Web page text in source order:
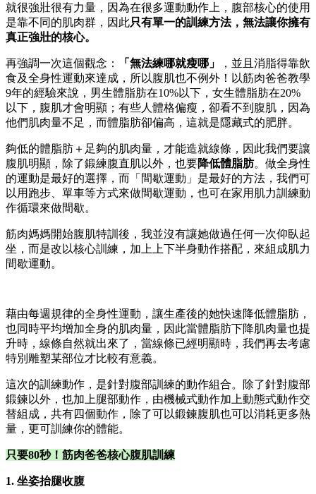
就很強壯很有力量，因為在很多運動動作上，腹部核心的使用
是靠不同的肌肉群，因此只有單一的訓練方法，無法讓你擁有
真正強壯的核心。
再強調一次這個觀念： 「無法練哪就瘦哪」
，並且消脂得靠飲
食及全身性運動來達成，所以腹肌也不例外！以筋肉爸爸教學
9年的經驗來說，男生體脂肪在10%以下，女生體脂肪在20%
以下，腹肌才會明顯；有些人體格偏瘦，卻看不到腹肌，因為
他們肌肉量不足，而體脂肪卻偏高，這就是隱藏式的肥胖。
夠低的體脂肪＋足夠的肌肉量，才能造就線條，因此我們要讓
腹肌明顯，除了鍛練腹直肌以外，也要降低體脂肪。做全身性
的運動是最好的選擇，而「間歇運動」是最好的方法，我們可
以用跑步、單車等方式來做間歇運動，也可在家用肌力訓練動
作循環來做間歇。
筋肉媽媽開始腹肌特訓後，我並沒有讓她做過任何一次仰臥起
坐，而是改以核心訓練，加上上下半身動作搭配，來組成肌力
間歇運動。
藉由每週規律的全身性運動，讓生產後的她快速降低體脂肪，
也同時平均增加全身的肌肉量，因此當體脂肪下降肌肉量也提
升時，線條自然就出來了，當線條已經明顯時，我們再去考慮
特別雕塑某部位才比較有意義。
這次的訓練動作，是針對腹部訓練的動作組合。除了針對腹部
鍛鍊以外，也加上腿部動作，由機械式動作加上動態式動作交
替組成，共有四個動作，除了可以鍛鍊腹肌也可以消耗更多熱
量，更可訓練你的體能。
只要80秒！筋肉爸爸核心腹肌訓練
1. 坐姿抬腿收腹